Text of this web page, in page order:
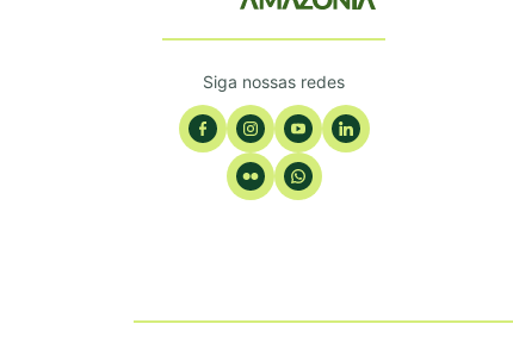
Siga nossas redes